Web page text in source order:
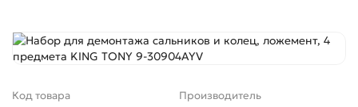
Код товара Производитель